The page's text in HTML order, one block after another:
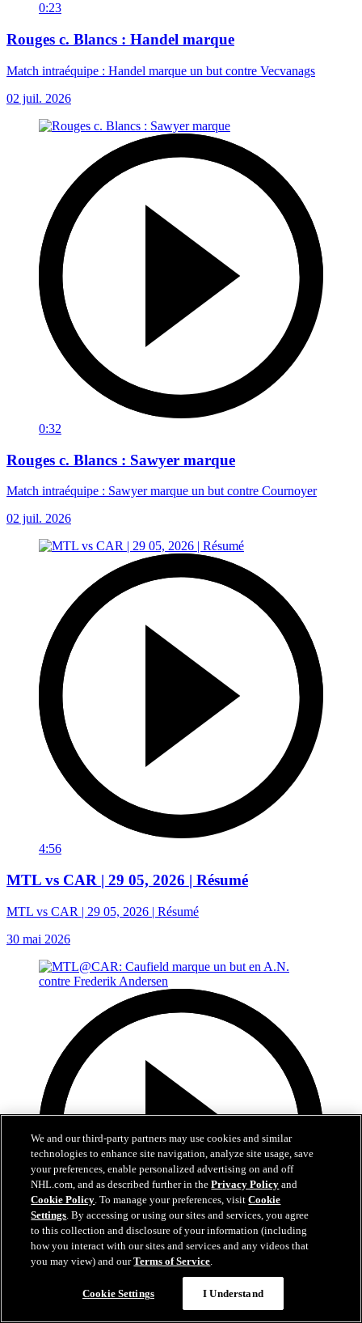
0:23
Rouges c. Blancs : Handel marque
Match intraéquipe : Handel marque un but contre Vecvanags
02 juil. 2026
0:32
Rouges c. Blancs : Sawyer marque
Match intraéquipe : Sawyer marque un but contre Cournoyer
02 juil. 2026
4:56
MTL vs CAR | 29 05, 2026 | Résumé
MTL vs CAR | 29 05, 2026 | Résumé
30 mai 2026
MTL@CAR: Caufield marque un but en A.N.
We and our third-party partners may use cookies and similar
technologies to enhance site navigation, analyze site usage, save
your preferences, enable personalized advertising on and off
NHL.com, and as described further in thePrivacy Policy and
Cookie Policy. To manage your preferences, visitCookie
Settings. By accessing or using our sites and services, you agree
to this collection and disclosure of your information (including
how you interact with our sites and services and any videos that
you may view) and ourTerms of Service.
Cookie Settings I Understand